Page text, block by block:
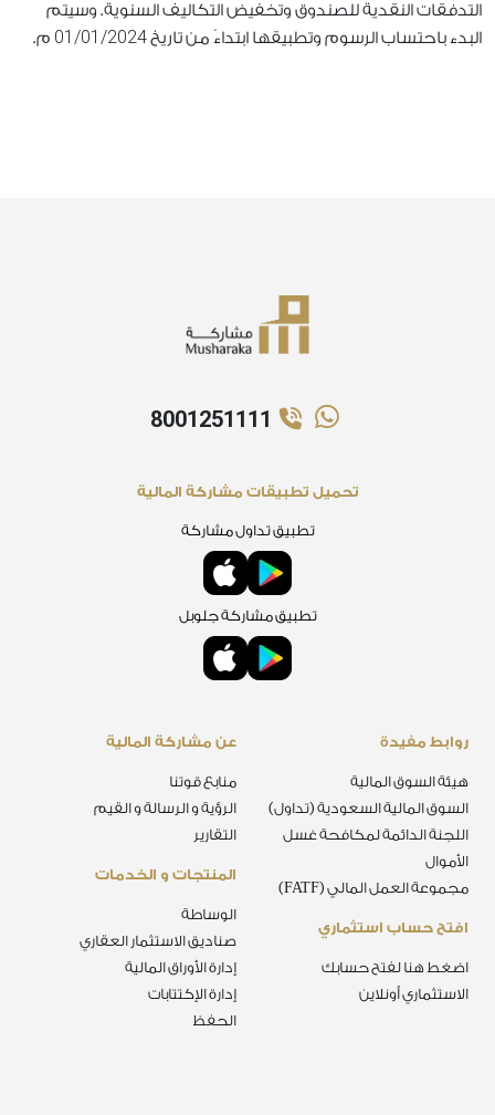
التدفقات النقدية للصندوق وتخفيض التكاليف السنوية. وسيتم
البدء باحتساب الرسوم وتطبيقها ابتداءً من تاريخ01/01/2024 م.
8001251111
المنتجات و الخدمات
الوساطة
صناديق الاستثمار العقاري
إدارة الأوراق المالية
إدارة الإكتتابات
الحفظ
عن مشاركة المالية
منابع قوتنا
الرؤية و الرسالة و القيم
التقارير
افتح حساب استثماري
اضغط هنا لفتح حسابك
الاستثماري أونلاين
روابط مفيدة
هيئة السوق المالية
السوق المالية السعودية (تداول)
اللجنة الدائمة لمكافحة غسل
الأموال
مجموعة العمل المالي (FATF)
تحميل تطبيقات مشاركة المالية
تطبيق تداول مشاركة
تطبيق مشاركة جلوبل